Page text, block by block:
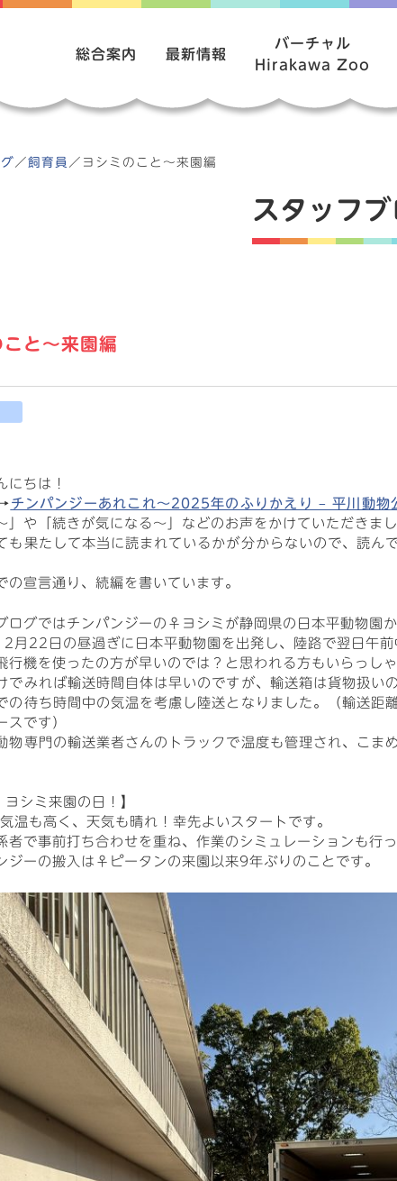
総合案内 最新情報
バーチャル
Hirakawa Zoo
／ 飼育員 ／ ヨシミのこと～来園編
スタッフ
こと～来園編
にちは！
チンパンジーあれこれ～2025年のふりかえり – 平川動物
」や「続きが気になる～」などのお声をかけていただきま
も果たして本当に読まれているかが分からないので、読ん
の宣言通り、続編を書いています。
ログではチンパンジーの♀ヨシミが静岡県の日本平動物園
月22日の昼過ぎに日本平動物園を出発し、陸路で翌日午前
行機を使ったの方が早いのでは？と思われる方もいらっし
でみれば輸送時間自体は早いのですが、輸送箱は貨物扱い
の待ち時間中の気温を考慮し陸送となりました。（輸送
スです）
物専門の輸送業者さんのトラックで温度も管理され、こ
シミ来園の日！】
温も高く、天気も晴れ！幸先よいスタートです。
者で事前打ち合わせを重ね、作業のシミュレーションも行っ
ジーの搬入は♀ピータンの来園以来9年ぶりのことです。